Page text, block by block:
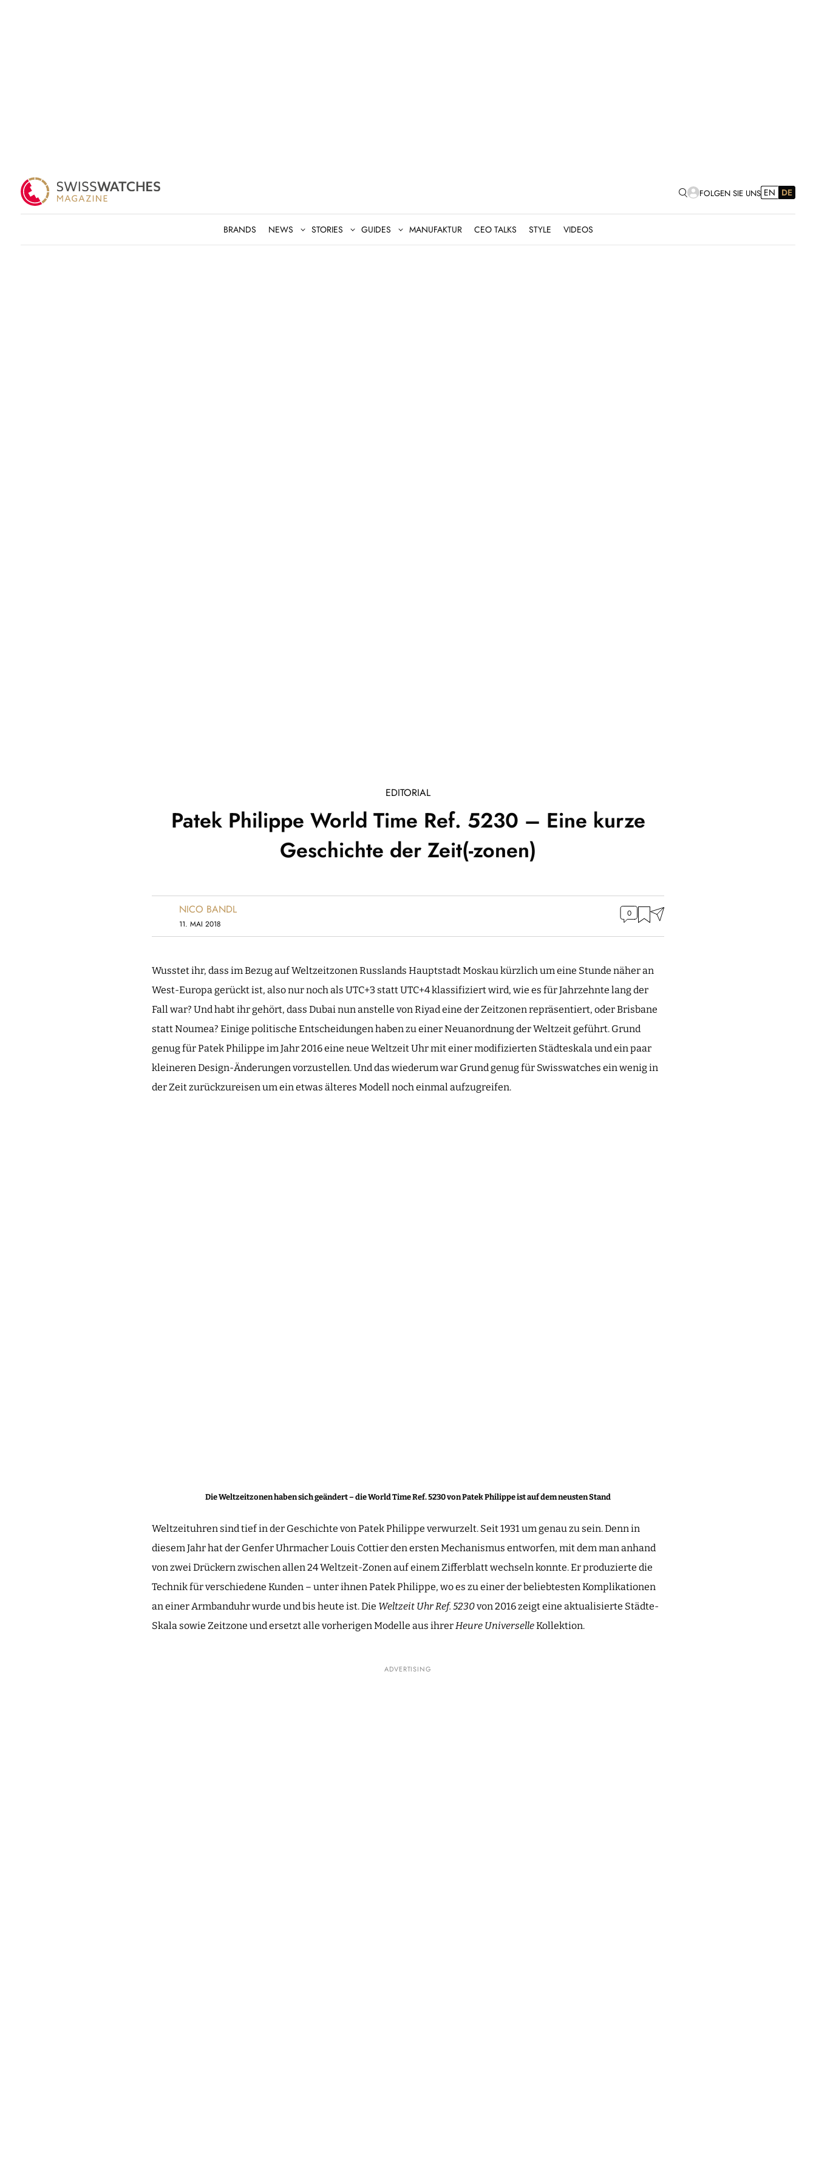
FOLGEN SIE UNS EN DE
BRANDS NEWS STORIES GUIDES MANUFAKTUR CEO TALKS STYLE VIDEOS
EDITORIAL
Patek Philippe World Time Ref. 5230 – Eine kurze
Geschichte der Zeit(-zonen)
NICO BANDL
11. MAI 2018
0
Wusstet ihr, dass im Bezug auf Weltzeitzonen Russlands Hauptstadt Moskau kürzlich um eine Stunde näher an
West-Europa gerückt ist, also nur noch als UTC+3 statt UTC+4 klassifiziert wird, wie es für Jahrzehnte lang der
Fall war? Und habt ihr gehört, dass Dubai nun anstelle von Riyad eine der Zeitzonen repräsentiert, oder Brisbane
statt Noumea? Einige politische Entscheidungen haben zu einer Neuanordnung der Weltzeit geführt. Grund
genug für Patek Philippe im Jahr 2016 eine neue Weltzeit Uhr mit einer modifizierten Städteskala und ein paar
kleineren Design-Änderungen vorzustellen. Und das wiederum war Grund genug für Swisswatches ein wenig in
der Zeit zurückzureisen um ein etwas älteres Modell noch einmal aufzugreifen.
Die Weltzeitzonen haben sich geändert – die World Time Ref. 5230 von Patek Philippe ist auf dem neusten Stand
Weltzeituhren sind tief in der Geschichte von Patek Philippe verwurzelt. Seit 1931 um genau zu sein. Denn in
diesem Jahr hat der Genfer Uhrmacher Louis Cottier den ersten Mechanismus entworfen, mit dem man anhand
von zwei Drückern zwischen allen 24 Weltzeit-Zonen auf einem Zifferblatt wechseln konnte. Er produzierte die
Technik für verschiedene Kunden – unter ihnen Patek Philippe, wo es zu einer der beliebtesten Komplikationen
an einer Armbanduhr wurde und bis heute ist. Die Weltzeit Uhr Ref. 5230von 2016 zeigt eine aktualisierte Städte-
Skala sowie Zeitzone und ersetzt alle vorherigen Modelle aus ihrer Heure UniverselleKollektion.
ADVERTISING